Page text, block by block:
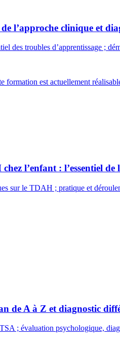
l’approche clinique et
des troubles d’apprentissage ;
formation est actuellement
l’enfant : l’essentiel
sur le TDAH ; pratique et
de A à Z et diagnostic
; évaluation psychologique,